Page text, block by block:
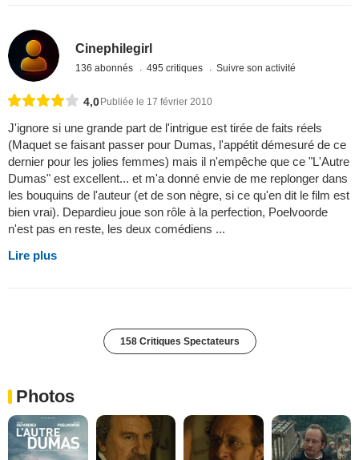
Cinephilegirl
136 abonnés 495 critiques Suivre son activité
4,0Publiée le 17 février 2010
J'ignore si une grande part de l'intrigue est tirée de faits réels
(Maquet se faisant passer pour Dumas, l'appétit démesuré de ce
dernier pour les jolies femmes) mais il n'empêche que ce "L'Autre
Dumas" est excellent... et m'a donné envie de me replonger dans
les bouquins de l'auteur (et de son nègre, si ce qu'en dit le film est
bien vrai). Depardieu joue son rôle à la perfection, Poelvoorde
n'est pas en reste, les deux comédiens ...
Lire plus
158 Critiques Spectateurs
Photos